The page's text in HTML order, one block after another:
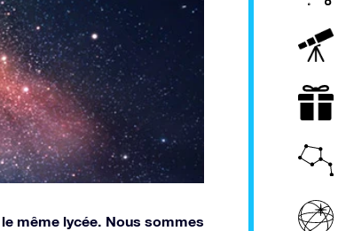
même lycée. Nous sommes